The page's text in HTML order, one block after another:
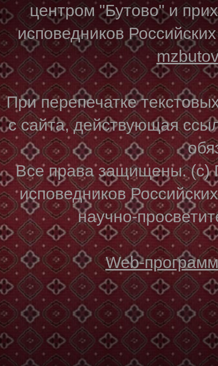
центром "Бутово" и
исповедников
При перепечатке
с сайта, действующая
Все права защищены. (с)
исповедников
научно-
Web-